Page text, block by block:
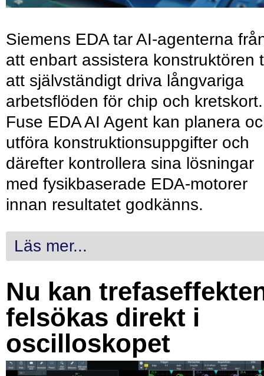
Siemens EDA tar AI-agenterna
att enbart assistera konstruktören
att självständigt driva långvariga
arbetsflöden för chip och kretskort.
Fuse EDA AI Agent kan planera
utföra konstruktionsuppgifter och
därefter kontrollera sina lösningar
med fysikbaserade EDA-motorer
innan resultatet godkänns.
Läs mer...
Nu kan
felsökas direkt i
oscilloskopet